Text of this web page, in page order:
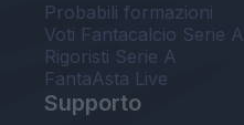
Probabili formazioni
Voti Fantacalcio Serie A
Rigoristi Serie A
FantaAsta Live
Supporto